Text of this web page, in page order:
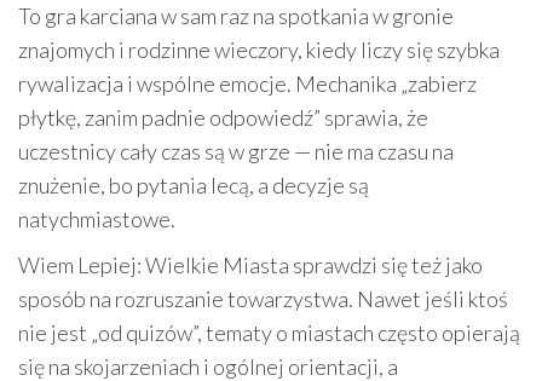
To gra karciana w sam raz na spotkania w gronie
znajomych i rodzinne wieczory, kiedy liczy się szybka
rywalizacja i wspólne emocje. Mechanika „zabierz
płytkę, zanim padnie odpowiedź” sprawia, że
uczestnicy cały czas są w grze — nie ma czasu na
znużenie, bo pytania lecą, a decyzje są
natychmiastowe.
Wiem Lepiej: Wielkie Miasta sprawdzi się też jako
sposób na rozruszanie towarzystwa. Nawet jeśli ktoś
nie jest „od quizów”, tematy o miastach często opierają
się na skojarzeniach i ogólnej orientacji, a